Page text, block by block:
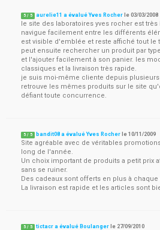
5 / 5 aurelie11 a évalué Yves Rocher le03/03/2008
le site des laboratoires yves rocher est très
navigue facilement entre les différents
est visible d'emblée et reste affiché tout le
peut ensuite rechercher un produit par
et l'ajouter facilement à son panier. les
classiques et la livraison très rapide.
je suis moi-même cliente depuis plusieurs
retrouve les mêmes produits sur le site
défiant toute concurrence.
5 / 5 bandit08 a évalué Yves Rocher le10/11/2009
Site agréable avec de véritables
long de l'année.
Un choix important de produits a petit prix
sans se ruiner.
Des cadeaux sont offerts en plus à
La livraison est rapide et les articles sont
5 / 5 tictacr a évalué Boulanger le 27/09/2010